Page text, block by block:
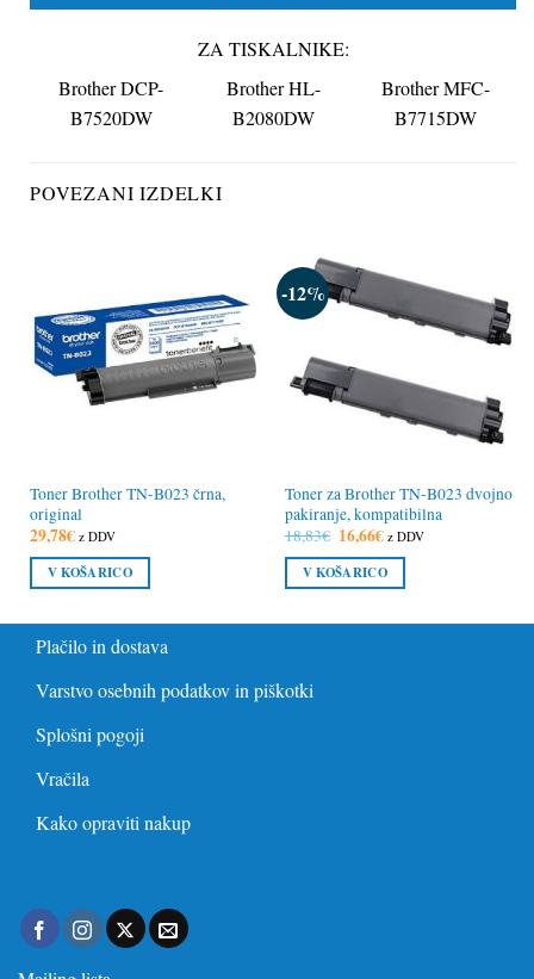
ZA TISKALNIKE:
Brother DCP-
B7520DW
Brother HL-
B2080DW
Brother MFC-
B7715DW
POVEZANI IZDELKI
Toner Brother TN-B023 črna,
original
29,78€ z DDV
V KOŠARICO
-12%
Toner za Brother TN-B023 dvojno
pakiranje, kompatibilna
18,83€ Izvirna
cena
je
bila:
16,66€Trenutna
je:
16,66€.
z DDV
V KOŠARICO
Plačilo in dostava
Varstvo osebnih podatkov in piškotki
Splošni pogoji
Vračila
Kako opraviti nakup